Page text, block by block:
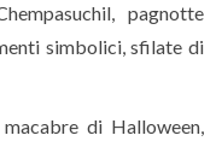
pagnotte
simbolici, sfilate di
di Halloween,